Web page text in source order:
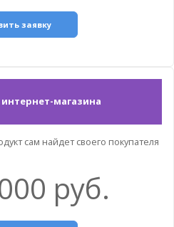
заявку
магазина
сам найдет своего покупателя
руб.